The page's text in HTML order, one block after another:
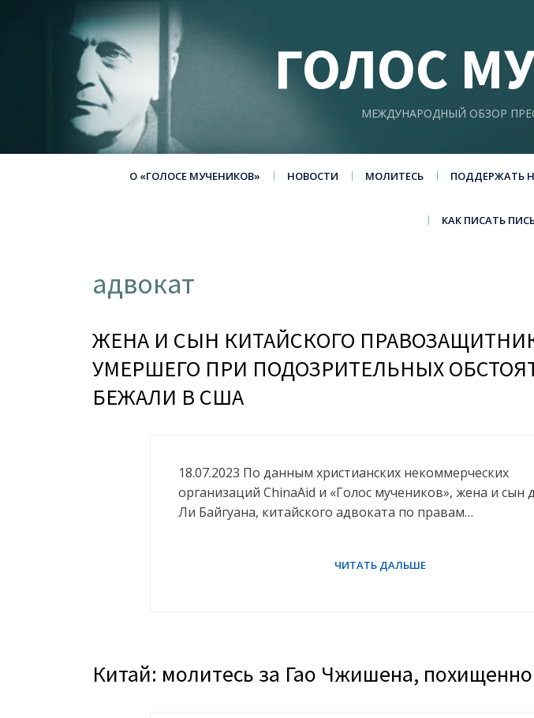
ГОЛОС
МЕЖДУНАРОДНЫЙ ОБЗОР
О «ГОЛОСЕ МУЧЕНИКОВ» НОВОСТИ МОЛИТЕСЬ ПОДДЕРЖАТЬ
КАК ПИСАТЬ
адвокат
ЖЕНА И СЫН КИТАЙСКОГО
УМЕРШЕГО ПРИ ПОДОЗРИТЕЛЬНЫХ
БЕЖАЛИ В США
18.07.2023 По данным христианских некоммерческих
организаций ChinaAid и «Голос мучеников», жена и сын
Ли Байгуана, китайского адвоката по правам…
Китай: молитесь за Гао Чжишена,